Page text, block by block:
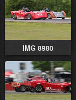
IMG 8980